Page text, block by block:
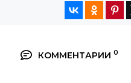
КОММЕНТАРИИ 0